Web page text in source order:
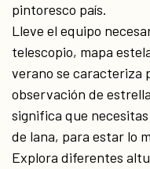
pintoresco país.
Lleve el equipo
telescopio, mapa
verano se caracteriza
observación de
significa que
de lana, para estar lo
Explora diferentes